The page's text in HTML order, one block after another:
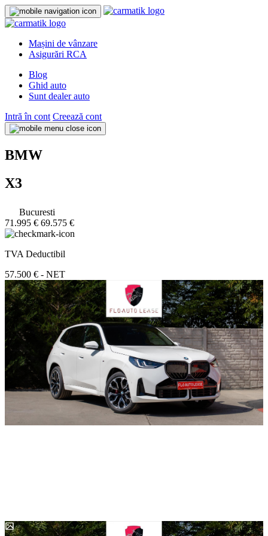
Mașini de vânzare
Asigurări RCA
Blog
Ghid auto
Sunt dealer auto
Intră în cont Creează cont
BMW
X3
Bucuresti
71.995 € 69.575 €
TVA Deductibil
57.500 € - NET